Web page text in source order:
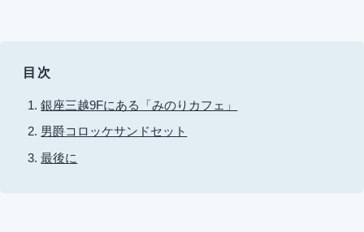
目次
銀座三越9Fにある「みのりカフェ」
男爵コロッケサンドセット
最後に